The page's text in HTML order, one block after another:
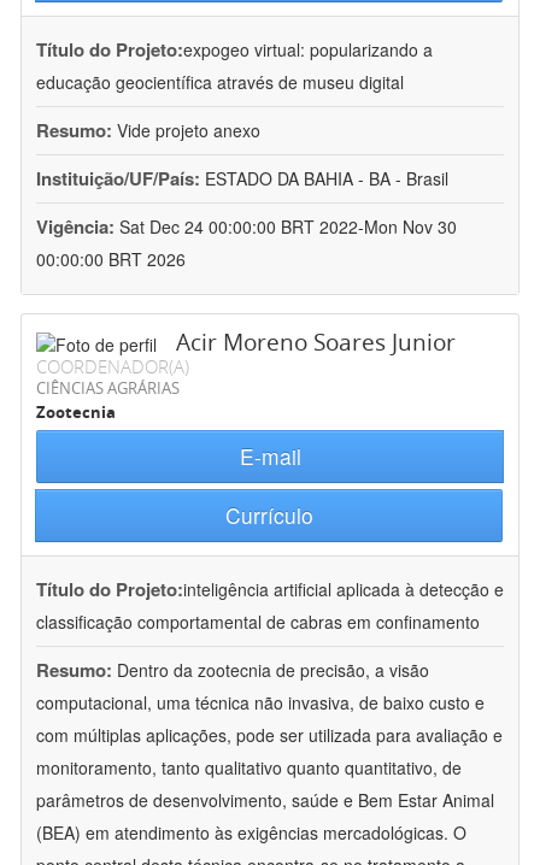
Título do Projeto:expogeo virtual: popularizando a
educação geocientífica através de museu digital
Resumo: Vide projeto anexo
Instituição/UF/País: ESTADO DA BAHIA - BA - Brasil
Vigência: Sat Dec 24 00:00:00 BRT 2022-Mon Nov 30
00:00:00 BRT 2026
Acir Moreno Soares Junior
COORDENADOR(A)
CIÊNCIAS AGRÁRIAS
Zootecnia
E-mail
Currículo
Título do Projeto:inteligência artificial aplicada à detecção e
classificação comportamental de cabras em confinamento
Resumo: Dentro da zootecnia de precisão, a visão
computacional, uma técnica não invasiva, de baixo custo e
com múltiplas aplicações, pode ser utilizada para avaliação e
monitoramento, tanto qualitativo quanto quantitativo, de
parâmetros de desenvolvimento, saúde e Bem Estar Animal
(BEA) em atendimento às exigências mercadológicas. O